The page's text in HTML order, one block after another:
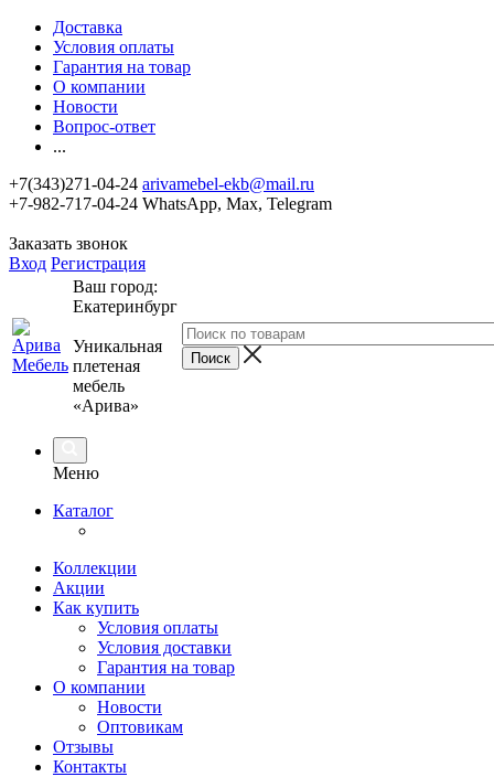
Доставка
Условия оплаты
Гарантия на товар
О компании
Новости
Вопрос-ответ
...
+7(343)271-04-24 arivamebel-ekb@mail.ru
+7-982-717-04-24 WhatsApp, Max, Telegram
Заказать звонок
Вход Регистрация
Ваш город:
Екатеринбург
Уникальная
плетеная
мебель
«Арива»
Меню
Каталог
Коллекции
Акции
Как купить
Условия оплаты
Условия доставки
Гарантия на товар
О компании
Новости
Оптовикам
Отзывы
Контакты